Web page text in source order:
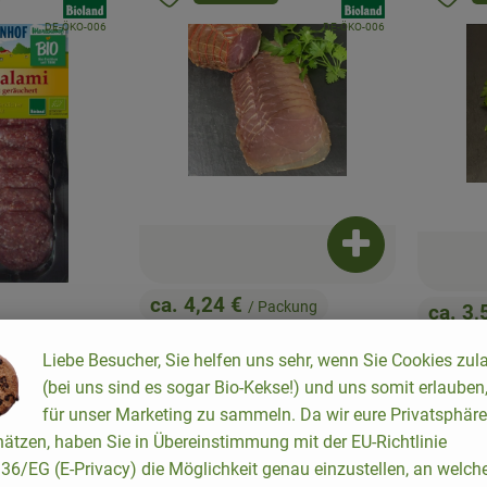
Produkt zum Warenkorb hinzufügen
, Kontrollstelle:
DE-ÖKO-006
, Preis:
ca. 4,24 € / Packung
Allemagne, Referenzpreis:
52,95 € / kg
Produkt zum
, Kontrollstelle:
DE-ÖKO-006
,
ca.
, Herkunft:
Liebe Besucher, Sie helfen uns sehr, wenn Sie Cookies
(bei uns sind es sogar Bio-Kekse!) und uns somit
für unser Marketing zu sammeln. Da wir eure
haben Sie in Übereinstimmung mit der EU-Richtlinie
EG (E-Privacy) die Möglichkeit genau einzustellen, an